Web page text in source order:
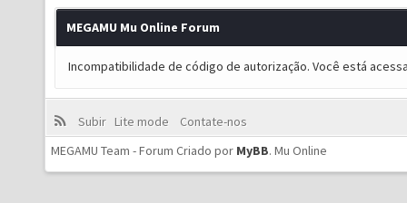
MEGAMU Mu Online Forum
Incompatibilidade de código de autorização. Você está
Subir Lite mode
Contate-nos
MEGAMU Team - Forum Criado por MyBB. Mu Online